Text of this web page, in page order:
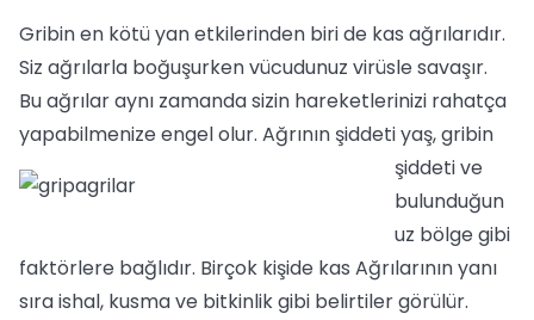
Gribin en kötü yan etkilerinden biri de kas ağrılarıdır.
Siz ağrılarla boğuşurken vücudunuz virüsle savaşır.
Bu ağrılar aynı zamanda sizin hareketlerinizi rahatça
yapabilmenize engel olur. Ağrının şiddeti yaş, gribin
şiddeti ve
bulunduğun
uz bölge gibi
faktörlere bağlıdır. Birçok kişide kas Ağrılarının yanı
sıra ishal, kusma ve bitkinlik gibi belirtiler görülür.